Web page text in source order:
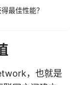
最佳性能？
，也就是